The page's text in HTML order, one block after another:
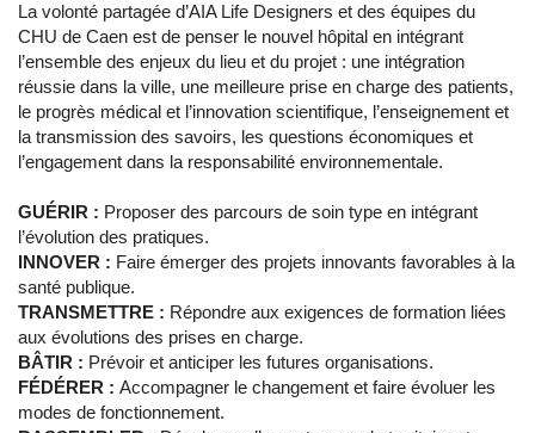
La volonté partagée d’AIA Life Designers et des équipes du
CHU de Caen est de penser le nouvel hôpital en intégrant
l’ensemble des enjeux du lieu et du projet : une intégration
réussie dans la ville, une meilleure prise en charge des patients,
le progrès médical et l’innovation scientifique, l’enseignement et
la transmission des savoirs, les questions économiques et
l’engagement dans la responsabilité environnementale.
GUÉRIR : Proposer des parcours de soin type en intégrant
l’évolution des pratiques.
INNOVER : Faire émerger des projets innovants favorables à la
santé publique.
TRANSMETTRE : Répondre aux exigences de formation liées
aux évolutions des prises en charge.
BÂTIR : Prévoir et anticiper les futures organisations.
FÉDÉRER : Accompagner le changement et faire évoluer les
modes de fonctionnement.